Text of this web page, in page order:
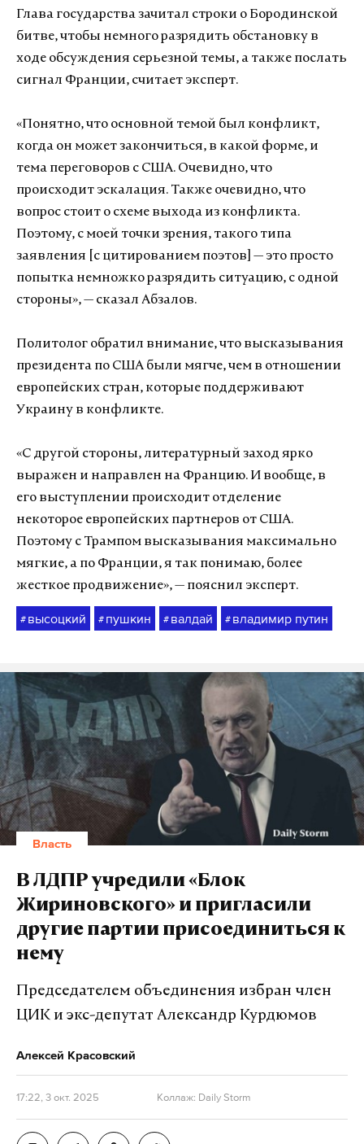
Глава государства зачитал строки о Бородинской
битве, чтобы немного разрядить обстановку в
ходе обсуждения серьезной темы, а также послать
сигнал Франции, считает эксперт.
«Понятно, что основной темой был конфликт,
когда он может закончиться, в какой форме, и
тема переговоров с США. Очевидно, что
происходит эскалация. Также очевидно, что
вопрос стоит о схеме выхода из конфликта.
Поэтому, с моей точки зрения, такого типа
заявления [с цитированием поэтов] — это просто
попытка немножко разрядить ситуацию, с одной
стороны», — сказал Абзалов.
Политолог обратил внимание, что высказывания
президента по США были мягче, чем в отношении
европейских стран, которые поддерживают
Украину в конфликте.
«С другой стороны, литературный заход ярко
выражен и направлен на Францию. И вообще, в
его выступлении происходит отделение
некоторое европейских партнеров от США.
Поэтому с Трампом высказывания максимально
мягкие, а по Франции, я так понимаю, более
жесткое продвижение», — пояснил эксперт.
# высоцкий # пушкин # валдай # владимир путин
Власть
В ЛДПР учредили «Блок
Жириновского» и пригласили
другие партии присоединиться к
нему
Председателем объединения избран член
ЦИК и экс-депутат Александр Курдюмов
Алексей Красовский
17:22, 3 окт. 2025 Коллаж: Daily Storm